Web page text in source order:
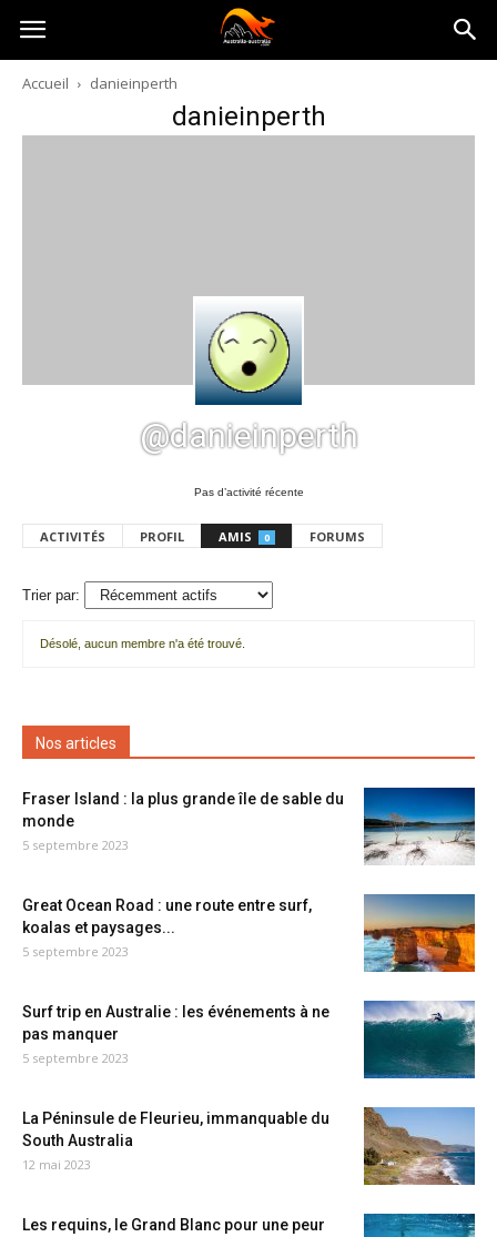
Australia-
australie.com
Accueil danieinperth
danieinperth
@danieinperth
Pas d’activité récente
ACTIVITÉS PROFIL AMIS 0 FORUMS
Trier par:
amis
Désolé, aucun membre n'a été trouvé.
Nos articles
Fraser Island : la plus grande île de sable du
monde
5 septembre 2023
Great Ocean Road : une route entre surf,
koalas et paysages...
5 septembre 2023
Surf trip en Australie : les événements à ne
pas manquer
5 septembre 2023
La Péninsule de Fleurieu, immanquable du
South Australia
12 mai 2023
Les requins, le Grand Blanc pour une peur